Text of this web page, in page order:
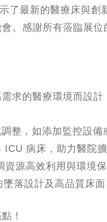
最新的醫療床與創
。感謝所有蒞臨展位
求的醫療環境而設計
整，如添加監控設備
ICU 病床，助力醫院
源高效利用與環境保
墜落設計及高品質床
！